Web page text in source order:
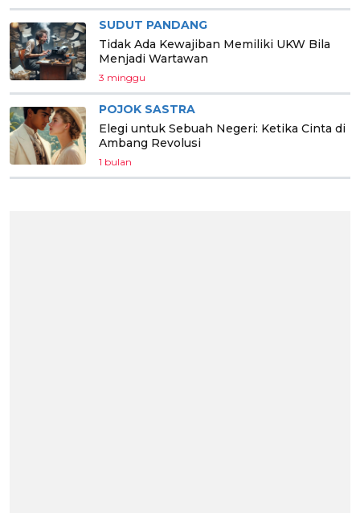
SUDUT PANDANG
Tidak Ada Kewajiban Memiliki UKW Bila
Menjadi Wartawan
3 minggu
POJOK SASTRA
Elegi untuk Sebuah Negeri: Ketika Cinta di
Ambang Revolusi
1 bulan